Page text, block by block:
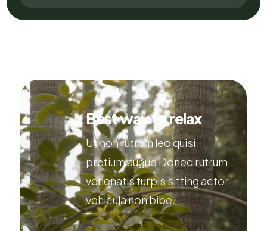
Best way to relax
Ut non rutrum leo quisi
pretium augue Donec rutrum
venenatis turpis sitting actor
vehicula non bibe.